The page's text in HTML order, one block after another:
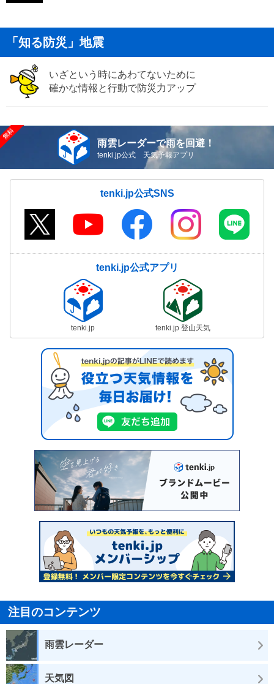
「知る防災」地震
いざという時にあわてないために
確かな情報と行動で防災力アップ
雨雲レーダーで雨を回避！
tenki.jp公式 天気予報アプリ
tenki.jp公式SNS
tenki.jp公式アプリ
tenki.jp tenki.jp 登山天気
注目のコンテンツ
雨雲レーダー
天気図